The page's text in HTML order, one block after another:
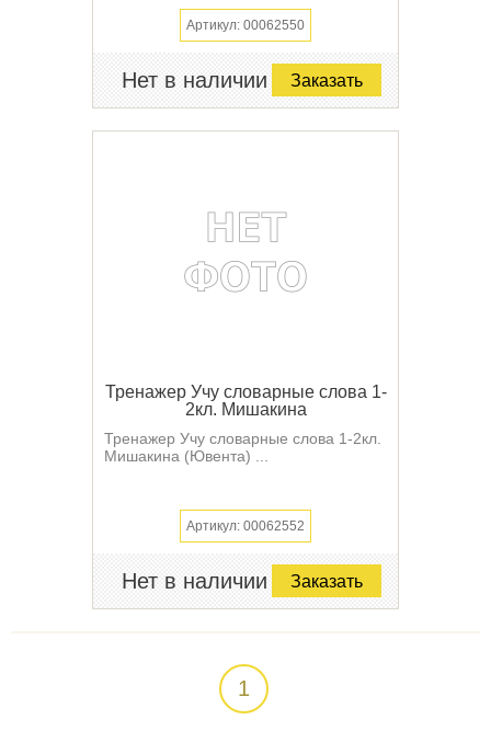
Артикул: 00062550
Нет в наличии Заказать
Тренажер Учу словарные слова 1-
2кл. Мишакина
Тренажер Учу словарные слова 1-2кл.
Мишакина (Ювента) ...
Артикул: 00062552
Нет в наличии Заказать
1